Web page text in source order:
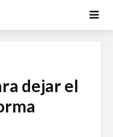
dejar el